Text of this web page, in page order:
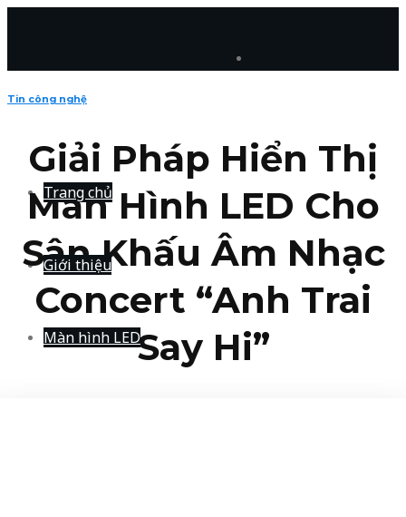
Trang chủ
Giới thiệu
Màn hình LED
Tin công nghệ
Giải Pháp Hiển Thị
Màn Hình LED Cho
Sân Khấu Âm Nhạc
Concert “Anh Trai
Say Hi”